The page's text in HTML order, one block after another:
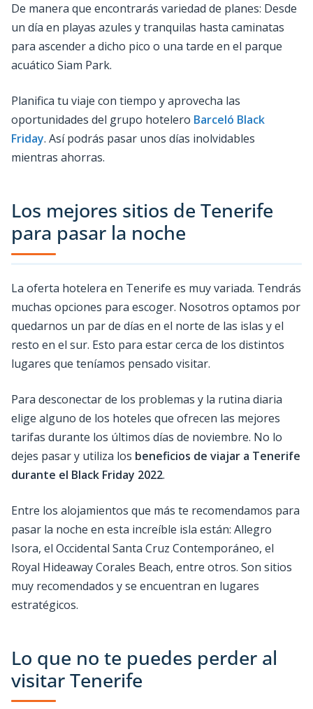
De manera que encontrarás variedad de planes: Desde
un día en playas azules y tranquilas hasta caminatas
para ascender a dicho pico o una tarde en el parque
acuático Siam Park.
Planifica tu viaje con tiempo y aprovecha las
oportunidades del grupo hotelero Barceló Black
Friday. Así podrás pasar unos días inolvidables
mientras ahorras.
Los mejores sitios de Tenerife
para pasar la noche
La oferta hotelera en Tenerife es muy variada. Tendrás
muchas opciones para escoger. Nosotros optamos por
quedarnos un par de días en el norte de las islas y el
resto en el sur. Esto para estar cerca de los distintos
lugares que teníamos pensado visitar.
Para desconectar de los problemas y la rutina diaria
elige alguno de los hoteles que ofrecen las mejores
tarifas durante los últimos días de noviembre. No lo
dejes pasar y utiliza los beneficios de viajar a Tenerife
durante el Black Friday 2022.
Entre los alojamientos que más te recomendamos para
pasar la noche en esta increíble isla están: Allegro
Isora, el Occidental Santa Cruz Contemporáneo, el
Royal Hideaway Corales Beach, entre otros. Son sitios
muy recomendados y se encuentran en lugares
estratégicos.
Lo que no te puedes perder al
visitar Tenerife